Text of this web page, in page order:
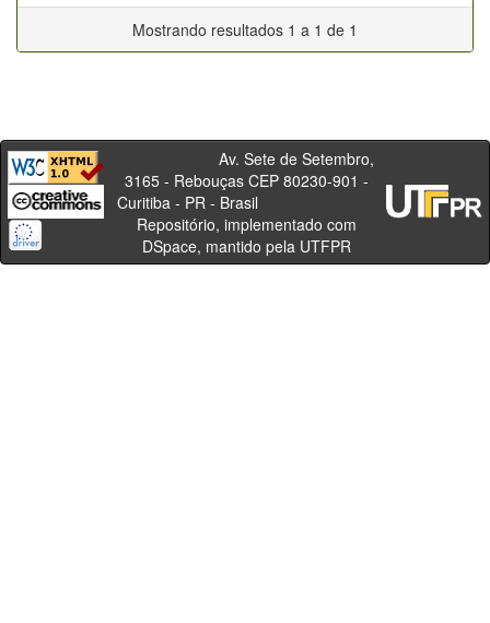
Mostrando resultados 1 a 1 de 1
Av. Sete de Setembro,
3165 - Rebouças CEP 80230-901 -
Curitiba - PR - Brasil
Repositório, implementado com
DSpace, mantido pela UTFPR